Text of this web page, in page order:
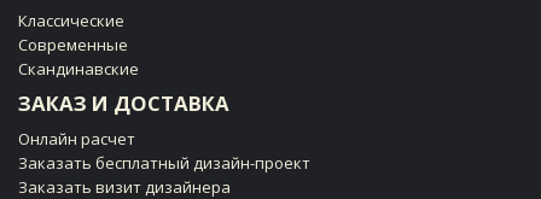
Классические
Современные
Скандинавские
ЗАКАЗ И ДОСТАВКА
Онлайн расчет
Заказать бесплатный дизайн-проект
Заказать визит дизайнера